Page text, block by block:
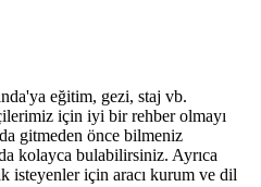
eğitim, gezi, staj vb.
için iyi bir rehber olmayı
gitmeden önce bilmeniz
kolayca bulabilirsiniz. Ayrıca
isteyenler için aracı kurum ve dil